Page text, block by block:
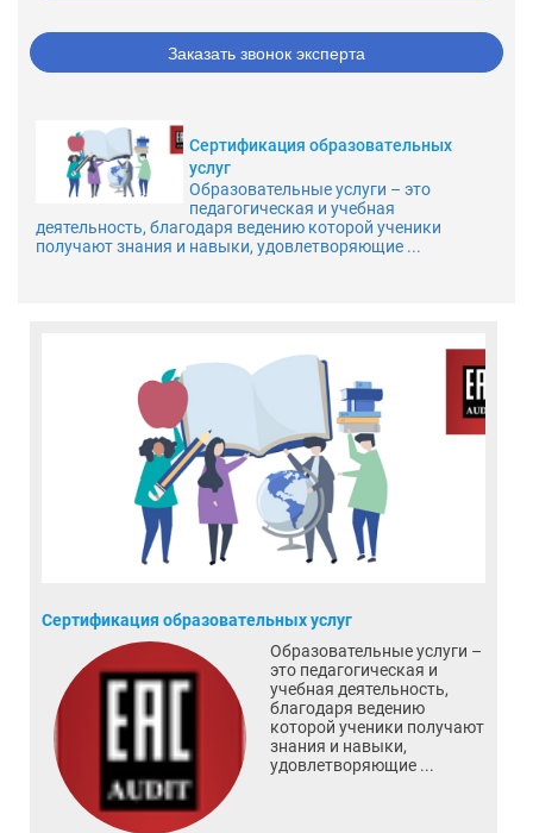
Заказать звонок эксперта
Сертификация образовательных
услуг
Образовательные услуги – это
педагогическая и учебная
деятельность, благодаря ведению которой ученики
получают знания и навыки, удовлетворяющие ...
Сертификация образовательных услуг
Образовательные услуги –
это педагогическая и
учебная деятельность,
благодаря ведению
которой ученики получают
знания и навыки,
удовлетворяющие ...